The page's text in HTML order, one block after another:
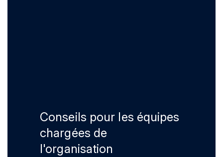
Conseils pour les équipes
chargées de
l'organisation